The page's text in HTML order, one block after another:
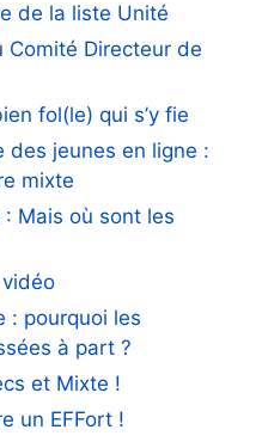
de la liste Unité
Directeur de
fol(le) qui s’y fie
des jeunes en ligne :
mixte
Mais où sont les
: pourquoi les
à part ?
et Mixte !
un EFFort !